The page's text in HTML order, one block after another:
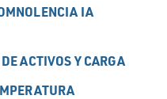
IA
ACTIVOS Y CARGA